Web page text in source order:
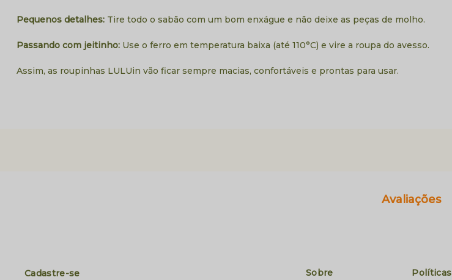
Pequenos detalhes:Tire todo o sabão com um bom enxágue e não deixe as peças de molho.
Passando com jeitinho:Use o ferro em temperatura baixa (até 110°C) e vire a roupa do avesso.
Assim, as roupinhas LULUin vão ficar sempre macias, confortáveis e prontas para usar.
Avaliações
Cadastre-se Sobre Políticas